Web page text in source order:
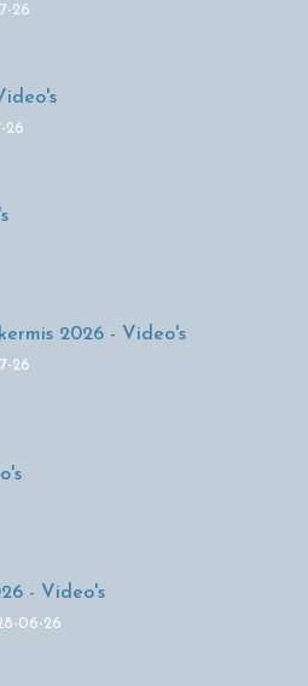
26
26
2026 - Video's
26
- Video's
06-26